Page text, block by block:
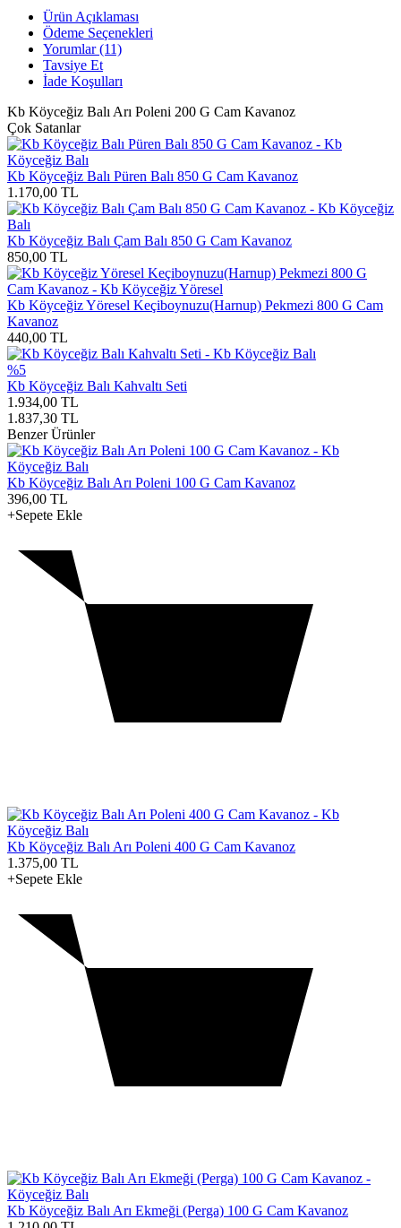
Ürün Açıklaması
Ödeme Seçenekleri
Yorumlar (11)
Tavsiye Et
İade Koşulları
Kb Köyceğiz Balı Arı Poleni 200 G Cam Kavanoz
Çok Satanlar
Kb Köyceğiz Balı Püren Balı 850 G Cam Kavanoz
1.170,00 TL
Kb Köyceğiz Balı Çam Balı 850 G Cam Kavanoz
850,00 TL
Kb Köyceğiz Yöresel Keçiboynuzu(Harnup) Pekmezi 800 G Cam
Kavanoz
440,00 TL
%5
Kb Köyceğiz Balı Kahvaltı Seti
1.934,00 TL
1.837,30 TL
Benzer Ürünler
Kb Köyceğiz Balı Arı Poleni 100 G Cam Kavanoz
396,00 TL
+Sepete Ekle
Kb Köyceğiz Balı Arı Poleni 400 G Cam Kavanoz
1.375,00 TL
+Sepete Ekle
Kb Köyceğiz Balı Arı Ekmeği (Perga) 100 G Cam Kavanoz